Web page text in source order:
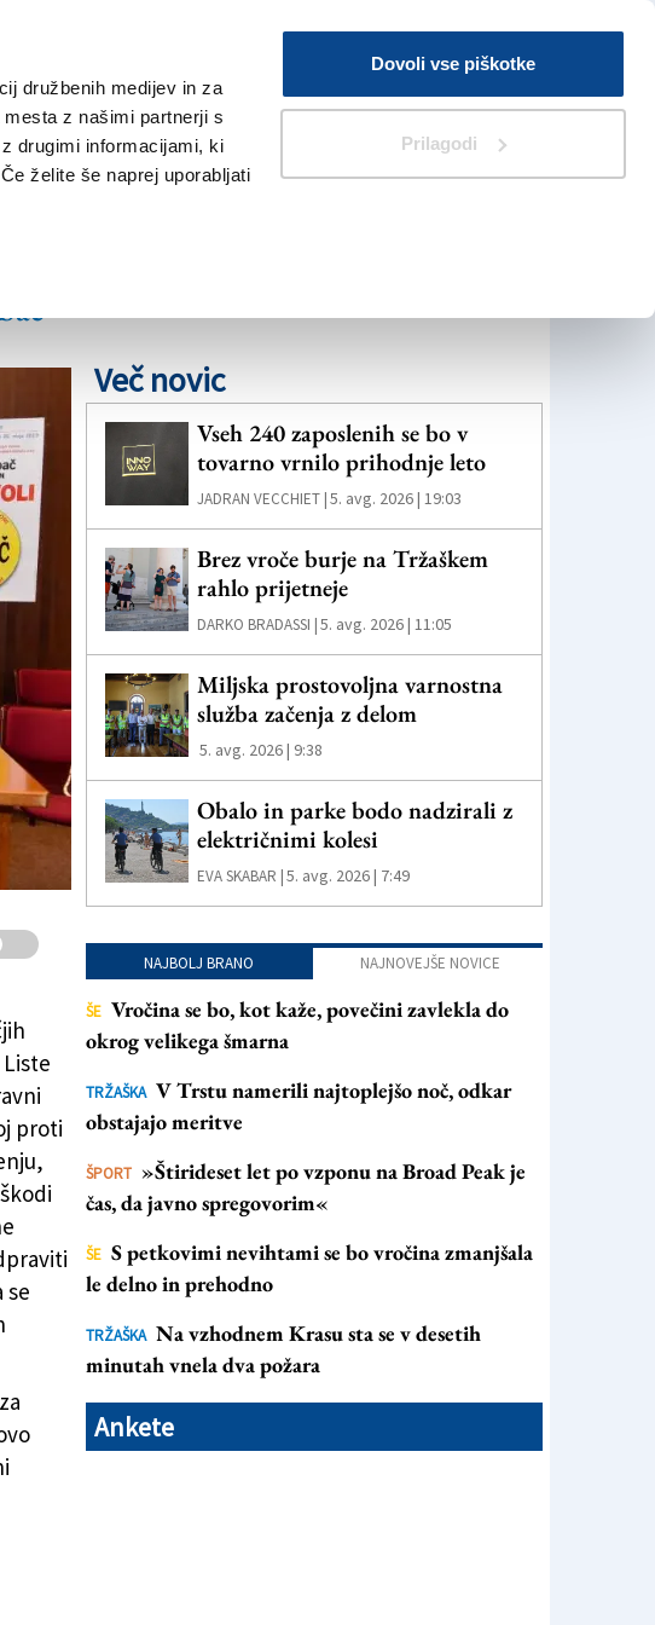
družbenih medijev in za
z našimi partnerji s
drugimi informacijami, ki
želite še naprej uporabljati
Dovoli vse piškotke
Prilagodi
V Kioskih
Iskanje
ŠE
proti
se
Več novic
Vseh 240 zaposlenih se bo v
tovarno vrnilo prihodnje leto
JADRAN VECCHIET |5. avg. 2026 | 19:03
Brez vroče burje na Tržaškem
rahlo prijetneje
DARKO BRADASSI |5. avg. 2026 | 11:05
Miljska prostovoljna varnostna
služba začenja z delom
5. avg. 2026 | 9:38
Obalo in parke bodo nadzirali z
električnimi kolesi
EVA SKABAR |5. avg. 2026 | 7:49
NAJBOLJ BRANO NAJNOVEJŠE NOVICE
ŠE Vročina se bo, kot kaže, povečini zavlekla do
okrog velikega šmarna
TRŽAŠKA V Trstu namerili najtoplejšo noč, odkar
obstajajo meritve
ŠPORT »Štirideset let po vzponu na Broad Peak je
čas, da javno spregovorim«
ŠE S petkovimi nevihtami se bo vročina zmanjšala
le delno in prehodno
TRŽAŠKA Na vzhodnem Krasu sta se v desetih
minutah vnela dva požara
Ankete